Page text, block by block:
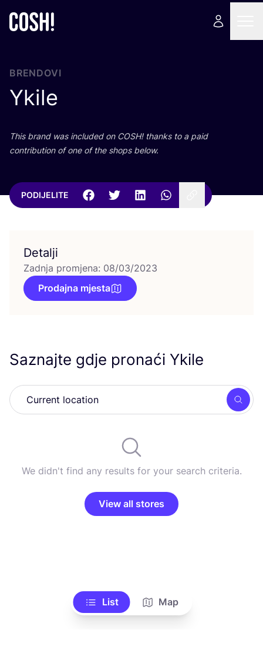
BRENDOVI
Ykile
This brand was inclu­ded on COSH! than­ks to a paid
con­tri­bu­ti­on of one of the shops below.
PODIJELITE
Detalji
Zadnja promjena: 08/03/2023
Prodajna mjesta
Saznajte gdje pronaći Ykile
We didn't find any results for your search criteria.
View all stores
List Map